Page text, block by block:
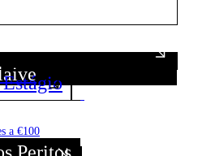
deste Produtor!
a €100